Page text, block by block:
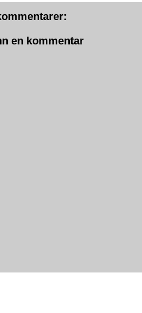
en kommentar